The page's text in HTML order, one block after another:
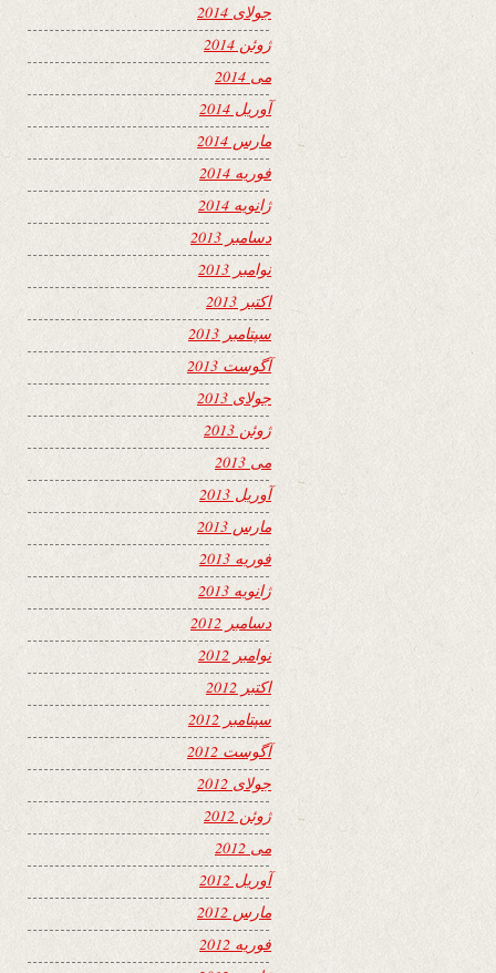
جولای 2014
ژوئن 2014
می 2014
آوریل 2014
مارس 2014
فوریه 2014
ژانویه 2014
دسامبر 2013
نوامبر 2013
اکتبر 2013
سپتامبر 2013
آگوست 2013
جولای 2013
ژوئن 2013
می 2013
آوریل 2013
مارس 2013
فوریه 2013
ژانویه 2013
دسامبر 2012
نوامبر 2012
اکتبر 2012
سپتامبر 2012
آگوست 2012
جولای 2012
ژوئن 2012
می 2012
آوریل 2012
مارس 2012
فوریه 2012